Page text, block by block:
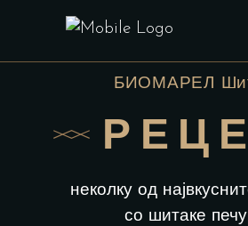
БИОМАРЕЛ
неколку од
со шитаке